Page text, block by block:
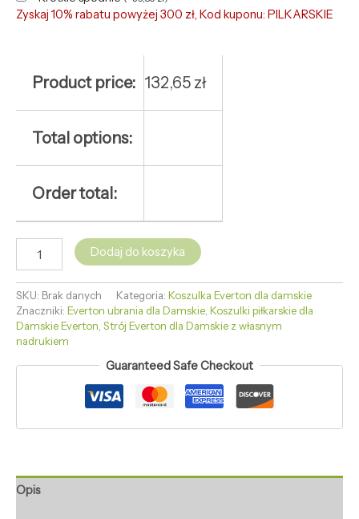
Zyskaj 10% rabatu powyżej 300 zł, Kod kuponu: PILKARSKIE
Product price: 132,65 zł
Total options:
Order total:
Dodaj do koszyka
SKU: Brak danych Kategoria: Koszulka Everton dla damskie
Znaczniki: Everton ubrania dla Damskie, Koszulki piłkarskie dla
Damskie Everton, Strój Everton dla Damskie z własnym
nadrukiem
Guaranteed Safe Checkout
Opis